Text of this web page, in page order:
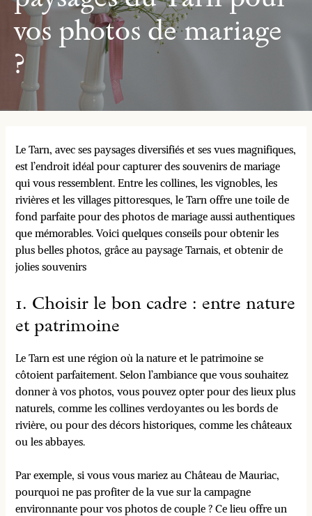
vos photos de mariage
?
Le Tarn, avec ses paysages diversifiés et ses vues magnifiques,
est l’endroit idéal pour capturer des souvenirs de mariage
qui vous ressemblent. Entre les collines, les vignobles, les
rivières et les villages pittoresques, le Tarn offre une toile de
fond parfaite pour des photos de mariage aussi authentiques
que mémorables. Voici quelques conseils pour obtenir les
plus belles photos, grâce au paysage Tarnais, et obtenir de
jolies souvenirs
1. Choisir le bon cadre : entre nature
et patrimoine
Le Tarn est une région où la nature et le patrimoine se
côtoient parfaitement. Selon l’ambiance que vous souhaitez
donner à vos photos, vous pouvez opter pour des lieux plus
naturels, comme les collines verdoyantes ou les bords de
rivière, ou pour des décors historiques, comme les châteaux
ou les abbayes.
Par exemple, si vous vous mariez au Château de Mauriac,
pourquoi ne pas profiter de la vue sur la campagne
environnante pour vos photos de couple ? Ce lieu offre un